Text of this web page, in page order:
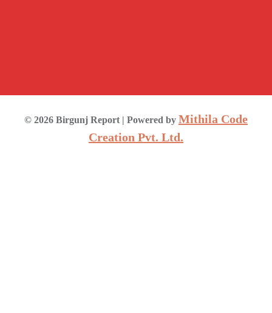
© 2026 Birgunj Report | Powered by Mithila Code
Creation Pvt. Ltd.